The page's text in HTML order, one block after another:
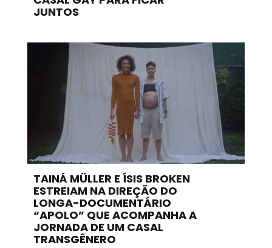
JUNTOS
TAINÁ MÜLLER E ÍSIS BROKEN
ESTREIAM NA DIREÇÃO DO
LONGA-DOCUMENTÁRIO
“APOLO” QUE ACOMPANHA A
JORNADA DE UM CASAL
TRANSGÊNERO